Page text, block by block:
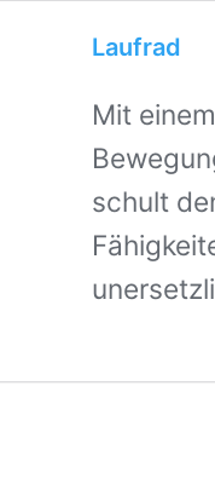
Laufrad
Mit
schult